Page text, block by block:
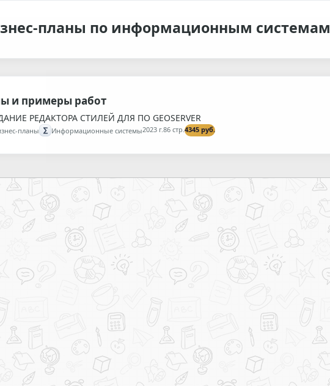
планы по информационным системам
и примеры работ
РЕДАКТОРА СТИЛЕЙ ДЛЯ ПО GEOSERVER
планы ∑ Информационные системы2023 г.86 стр.4345 руб.